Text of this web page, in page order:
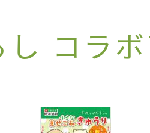
コラ